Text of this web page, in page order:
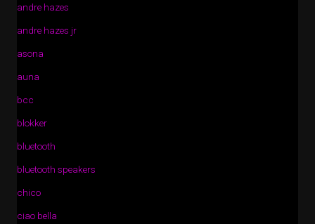
andre hazes
andre hazes jr
asona
auna
bcc
blokker
bluetooth
bluetooth speakers
chico
ciao bella